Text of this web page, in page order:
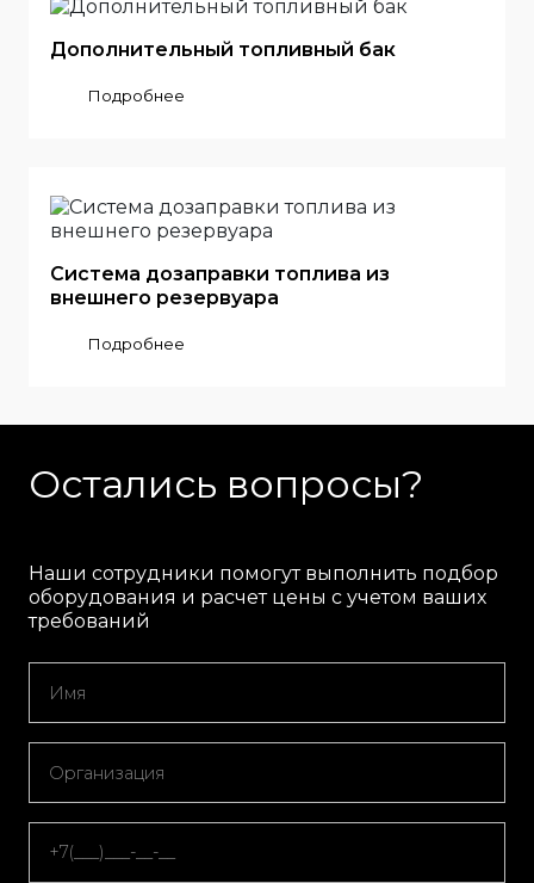
Дополнительный топливный бак
Подробнее
Система дозаправки топлива из
внешнего резервуара
Подробнее
Остались вопросы?
Наши сотрудники помогут выполнить подбор
оборудования и расчет цены с учетом ваших
требований